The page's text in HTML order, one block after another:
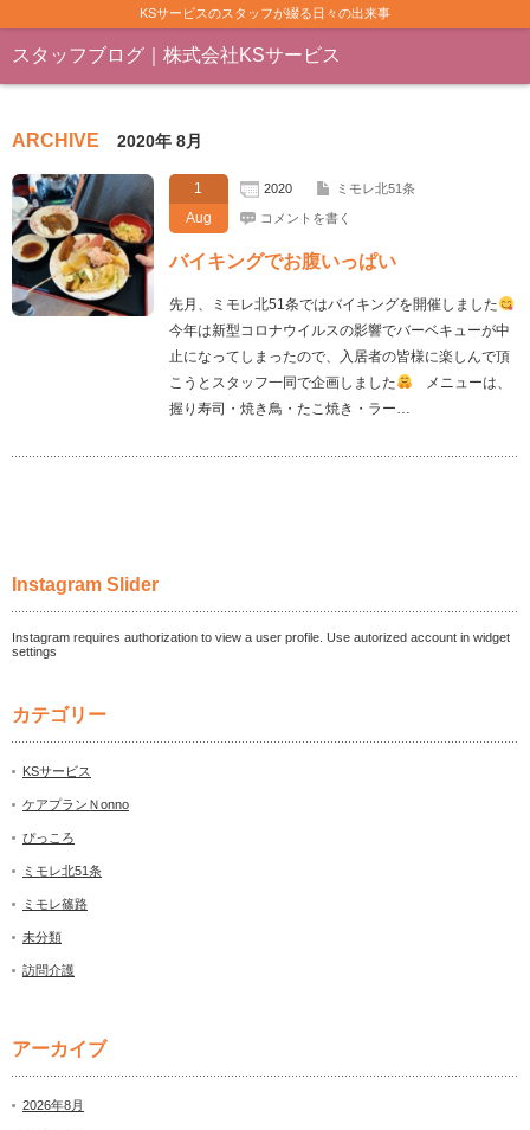
KSサービスのスタッフが綴る日々の出来事
スタッフブログ｜株式会社KSサービス
ARCHIVE 2020年 8月
1
Aug
2020 ミモレ北51条
コメントを書く
バイキングでお腹いっぱい
先月、ミモレ北51条ではバイキングを開催しました
今年は新型コロナウイルスの影響でバーベキューが中
止になってしまったので、入居者の皆様に楽しんで頂
こうとスタッフ一同で企画しました
メニューは、
握り寿司・焼き鳥・たこ焼き・ラー…
Instagram Slider
Instagram requires authorization to view a user profile. Use autorized account in widget
settings
カテゴリー
KSサービス
ケアプランＮonno
ぴっころ
ミモレ北51条
ミモレ篠路
未分類
訪問介護
アーカイブ
2026年8月